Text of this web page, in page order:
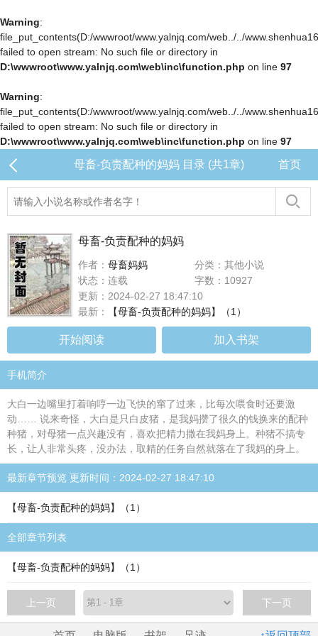
Warning:
file_put_contents(D:/wwwroot/www.yalnjq.com/web../../
failed to open stream: No such file or directory in
D:\wwwroot\www.yalnjq.com\web\inc\function.php on line 97
Warning:
file_put_contents(D:/wwwroot/www.yalnjq.com/web../../
failed to open stream: No such file or directory in
D:\wwwroot\www.yalnjq.com\web\inc\function.php on line 97
母畜-负责配种的妈妈 目录 (共1章) 首页
母畜-负责配种的妈妈
作者： 母畜妈妈
分类：其他小说
状态：连载
字数：10927
更新：2024-02-27 18:47:10
最新：
【母畜-负责配种的妈妈】（1）
开始阅读 加入书架
手机简介
大白一边嘴里打着响哼一边飞快的窜了过来，比每次喂食时还要激
动…… 说来奇怪，大白是只白皮猪，是我妈攒了很久的钱换来的配种
种猪，对母猪一点兴趣没有，喜欢把精力撒在我妈身上。种猪不搞专
长，让人非常头疼，没办法，取精的任务自然就落在了我妈的身上。
最新章节预览 更新时间：2024-02-27 18:47:10
【母畜-负责配种的妈妈】（1）
全部章节列表
【母畜-负责配种的妈妈】（1）
上一页 下一页